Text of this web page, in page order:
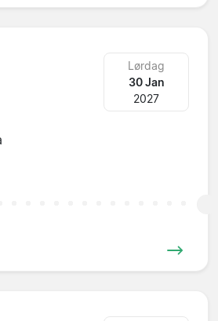
Lørdag
30 Jan
2027